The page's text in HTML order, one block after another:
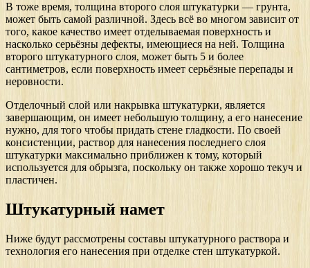
В тоже время, толщина второго слоя штукатурки — грунта,
может быть самой различной. Здесь всё во многом зависит от
того, какое качество имеет отделываемая поверхность и
насколько серьёзны дефекты, имеющиеся на ней. Толщина
второго штукатурного слоя, может быть 5 и более
сантиметров, если поверхность имеет серьёзные перепады и
неровности.
Отделочный слой или накрывка штукатурки, является
завершающим, он имеет небольшую толщину, а его нанесение
нужно, для того чтобы придать стене гладкости. По своей
консистенции, раствор для нанесения последнего слоя
штукатурки максимально приближен к тому, который
используется для обрызга, поскольку он также хорошо текуч и
пластичен.
Штукатурный намет
Ниже будут рассмотрены составы штукатурного раствора и
технология его нанесения при отделке стен штукатуркой.